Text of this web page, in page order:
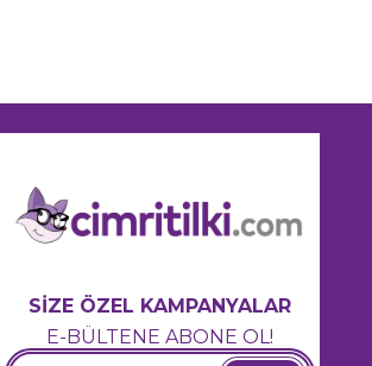
SİZE ÖZEL KAMPANYALAR
E-BÜLTENE ABONE OL!